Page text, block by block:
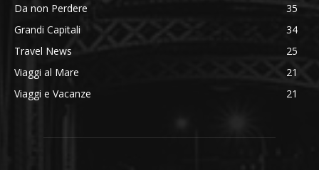
Da non Perdere
35
Grandi Capitali
34
Travel News
25
Viaggi al Mare
21
Viaggi e Vacanze
21